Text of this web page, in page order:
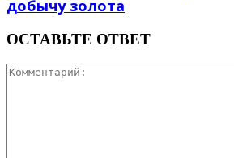
добычу золота
ОСТАВЬТЕ ОТВЕТ